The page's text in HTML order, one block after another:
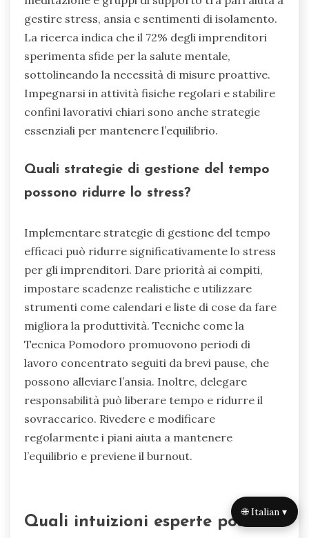
strutturata. Queste abitudini aiutano a ridurre
stress e ansia, mentre favoriscono un senso di
connessione e scopo.
L’esercizio, anche in brevi intervalli, rilascia
endorfine, migliorando l’umore e i livelli di
energia. Le pratiche di mindfulness, come la
meditazione o la respirazione profonda,
migliorano la concentrazione e la regolazione
emotiva. Una routine strutturata fornisce
prevedibilità, riducendo i sentimenti di
Incorporare queste abitudini può portare a
miglioramenti a lungo termine nella salute
mentale, beneficiando infine le prestazioni
aziendali e la soddisfazione personale.
Come possono gli imprenditori creare
un equilibrio sostenibile tra vita
lavorativa e personale?
Gli imprenditori possono creare un equilibrio
sostenibile tra vita lavorativa e personale dando
priorità alle risorse per la salute mentale.
meditazione e gruppi di supporto tra pari aiuta a
gestire stress, ansia e sentimenti di isolamento.
La ricerca indica che il 72% degli imprenditori
🌐 Italian ▾